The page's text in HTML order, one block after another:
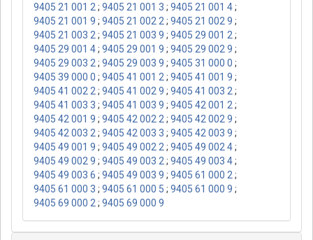
9405 21 001 2 ; 9405 21 001 3 ; 9405 21 001 4;
9405 21 001 9 ; 9405 21 002 2 ; 9405 21 002 9 ;
9405 21 003 2 ; 9405 21 003 9 ; 9405 29 001 2 ;
9405 29 001 4; 9405 29 001 9 ; 9405 29 002 9 ;
9405 29 003 2 ; 9405 29 003 9 ; 9405 31 000 0 ;
9405 39 000 0 ; 9405 41 001 2 ; 9405 41 001 9 ;
9405 41 002 2 ; 9405 41 002 9 ; 9405 41 003 2 ;
9405 41 003 3 ; 9405 41 003 9 ; 9405 42 001 2 ;
9405 42 001 9 ; 9405 42 002 2 ; 9405 42 002 9 ;
9405 42 003 2 ; 9405 42 003 3 ; 9405 42 003 9 ;
9405 49 001 9 ; 9405 49 002 2 ; 9405 49 002 4;
9405 49 002 9 ; 9405 49 003 2 ; 9405 49 003 4;
9405 49 003 6 ; 9405 49 003 9 ; 9405 61 000 2 ;
9405 61 000 3 ; 9405 61 000 5 ; 9405 61 000 9 ;
9405 69 000 2 ; 9405 69 000 9